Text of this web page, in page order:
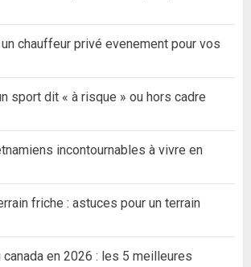
chauffeur privé evenement pour vos
sport dit « à risque » ou hors cadre
incontournables à vivre en
friche : astuces pour un terrain
en 2026 : les 5 meilleures